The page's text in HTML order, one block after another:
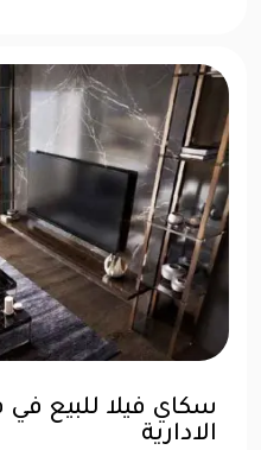
سكاي فيلا للبيع
الادارية